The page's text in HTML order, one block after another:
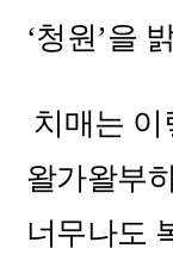
‘청원’을
치매는 이
왈가왈부
너무나도